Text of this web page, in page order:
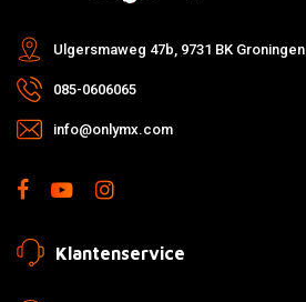
Ulgersmaweg 47b, 9731 BK Groningen
085-0606065
info@onlymx.com
Klantenservice